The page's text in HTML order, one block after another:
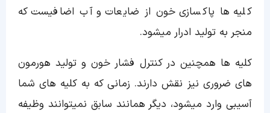
کلیه ها پاکسازی خون از ضایعات و آب اضافیست که
منجر به تولید ادرار میشود.
کلیه ها همچنین در کنترل فشار خون و تولید هورمون
های ضروری نیز نقش دارند. زمانی که به کلیه های شما
آسیبی وارد میشود، دیگر همانند سابق نمیتوانند وظیفه